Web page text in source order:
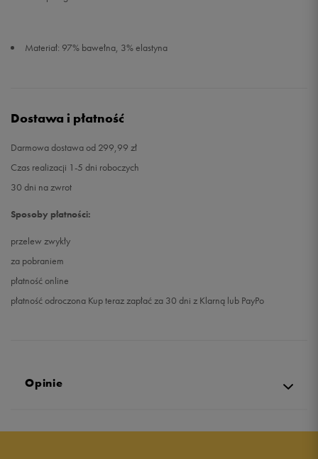
Materiał: 97% bawełna, 3% elastyna
Dostawa i płatność
Darmowa dostawa od 299,99 zł
Czas realizacji 1-5 dni roboczych
30 dni na zwrot
Sposoby płatności:
przelew zwykły
za pobraniem
płatność online
płatność odroczona Kup teraz zapłać za 30 dni z Klarną lub PayPo
Opinie